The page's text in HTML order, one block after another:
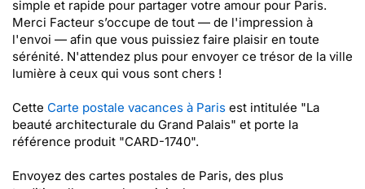
simple et rapide pour partager votre amour pour Paris.
Merci Facteur s’occupe de tout — de l'impression à
l'envoi — afin que vous puissiez faire plaisir en toute
sérénité. N'attendez plus pour envoyer ce trésor de la ville
lumière à ceux qui vous sont chers !
Cette Carte postale vacances à Paris est intitulée "La
beauté architecturale du Grand Palais" et porte la
référence produit "CARD-1740".
Envoyez des cartes postales de Paris, des plus